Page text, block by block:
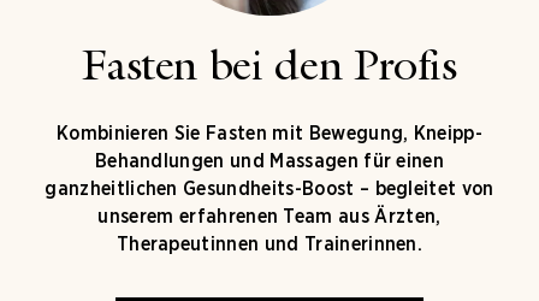
Fasten bei den Profis
Kombinieren Sie Fasten mit Bewegung, Kneipp-
Behandlungen und Massagen für einen
ganzheitlichen Gesundheits-Boost – begleitet von
unserem erfahrenen Team aus Ärzten,
Therapeutinnen und Trainerinnen.